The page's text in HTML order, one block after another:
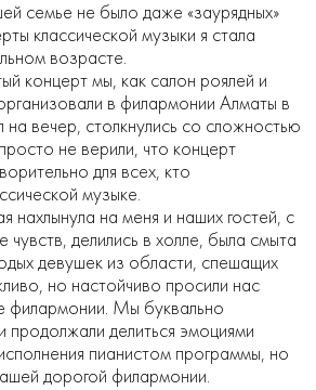
семье не было даже «заурядных»
классической музыки я стала
возрасте.
концерт мы, как салон роялей и
в филармонии Алматы в
на вечер, столкнулись со сложностью
не верили, что концерт
для всех, кто
музыке.
нахлынула на меня и наших гостей, с
делились в холле, была смыта
девушек из области, спешащих
но настойчиво просили нас
филармонии. Мы буквально
продолжали делиться эмоциями
пианистом программы, но
дорогой филармонии.